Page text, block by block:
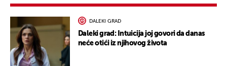
DALEKI GRAD
Daleki grad: Intuicija joj govori da danas
neće otići iz njihovog života